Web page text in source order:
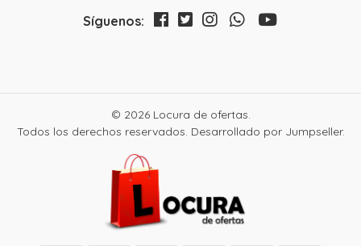
Síguenos:
© 2026 Locura de ofertas.
Todos los derechos reservados. Desarrollado por Jumpseller.